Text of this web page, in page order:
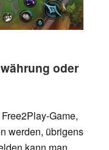
oder
Game,
werden, übrigens
kann man